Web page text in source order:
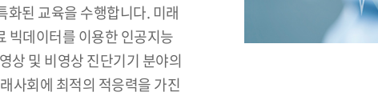
화된 교육을 수행합니다. 미래
빅데이터를 이용한 인공지능
상 및 비영상 진단기기 분야의
사회에 최적의 적응력을 가진